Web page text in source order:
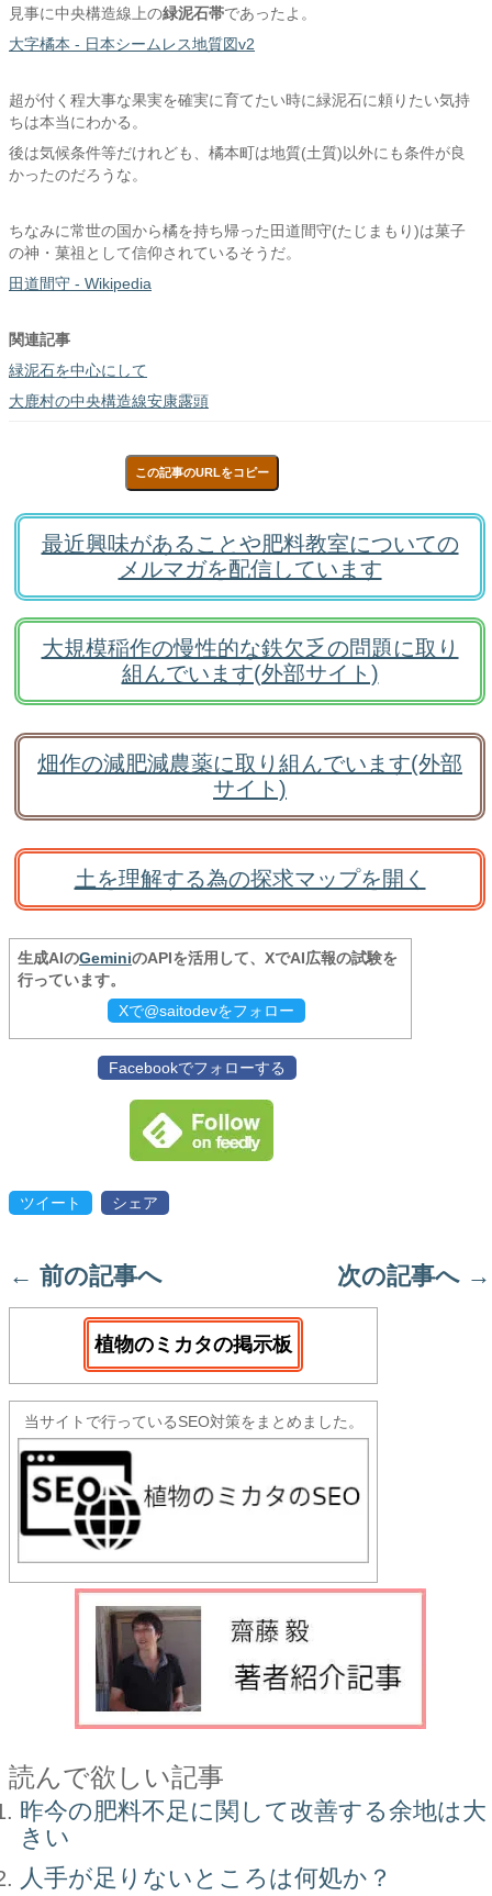
見事に中央構造線上の緑泥石帯であったよ。
大字橘本 - 日本シームレス地質図v2
超が付く程大事な果実を確実に育てたい時に緑泥石に頼りたい気持
ちは本当にわかる。
後は気候条件等だけれども、橘本町は地質(土質)以外にも条件が良
かったのだろうな。
ちなみに常世の国から橘を持ち帰った田道間守(たじまもり)は菓子
の神・菓祖として信仰されているそうだ。
田道間守 - Wikipedia
関連記事
緑泥石を中心にして
大鹿村の中央構造線安康露頭
この記事のURLをコピー
最近興味があることや肥料教室についての
メルマガを配信しています
大規模稲作の慢性的な鉄欠乏の問題に取り
組んでいます(外部サイト)
畑作の減肥減農薬に取り組んでいます(外部
サイト)
土を理解する為の探求マップを開く
生成AIのGeminiのAPIを活用して、XでAI広報の試験を
行っています。
Xで@saitodevをフォロー
Facebookでフォローする
ツイート シェア
← 前の記事へ 次の記事へ →
植物のミカタの掲示板
当サイトで行っているSEO対策をまとめました。
読んで欲しい記事
昨今の肥料不足に関して改善する余地は大
きい
人手が足りないところは何処か？